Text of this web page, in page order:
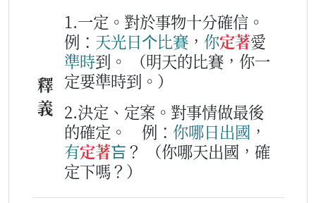
釋
義
1.一定。對於事物十分確信。
例： 天光日个比賽 ， 你定著愛
準時到。
（明天的比賽，你一
定要準時到。）
2.決定、定案。對事情做最後
的確定。
例： 你哪日出國 ，
有定著吂？
（你哪天出國，確
定下嗎？）